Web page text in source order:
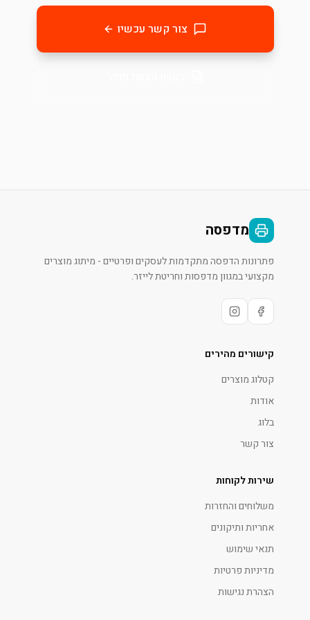
צור קשר עכשיו
מדפסה
פתרונות הדפסה מתקדמות לעסקים ופרטיים - מיתוג מוצרים
מקצועי במגוון מדפסות וחריטת לייזר.
קישורים מהירים
קטלוג מוצרים
אודות
בלוג
צור קשר
שירות לקוחות
משלוחים והחזרות
אחריות ותיקונים
תנאי שימוש
מדיניות פרטיות
הצהרת נגישות